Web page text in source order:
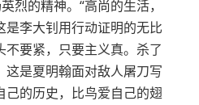
烈的精神。“高尚的生活，
是李大钊用行动证明的无比
不要紧，只要主义真。杀了
这是夏明翰面对敌人屠刀写
己的历史，比鸟爱自己的翅